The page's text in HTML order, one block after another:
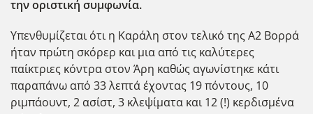
την οριστική συμφωνία.
Υπενθυμίζεται ότι η Καράλη στον τελικό της Α2 Βορρά
ήταν πρώτη σκόρερ και μια από τις καλύτερες
παίκτριες κόντρα στον Άρη καθώς αγωνίστηκε κάτι
παραπάνω από 33 λεπτά έχοντας 19 πόντους, 10
ριμπάουντ, 2 ασίστ, 3 κλεψίματα και 12 (!) κερδισμένα